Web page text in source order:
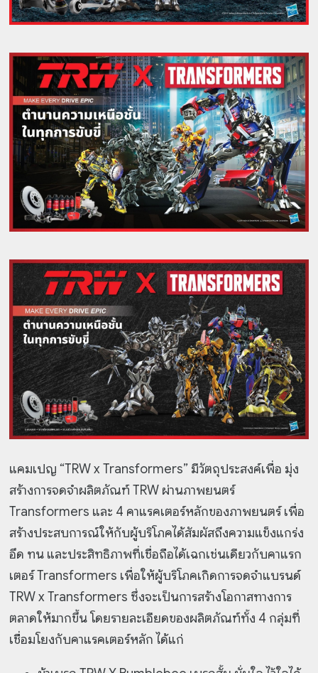
แคมเปญ “TRW x Transformers” มีวัตถุประสงค์เพื่อ มุ่ง
สร้างการจดจำผลิตภัณฑ์ TRW ผ่านภาพยนตร์
Transformers และ 4 คาแรคเตอร์หลักของภาพยนตร์ เพื่อ
สร้างประสบการณ์ให้กับผู้บริโภคได้สัมผัสถึงความแข็งแกร่ง
อึด ทน และประสิทธิภาพที่เชื่อถือได้เฉกเช่นเดียวกับคาแรก
เตอร์ Transformers เพื่อให้ผู้บริโภคเกิดการจดจำแบรนด์
TRW x Transformers ซึ่งจะเป็นการสร้างโอกาสทางการ
ตลาดให้มากขึ้น โดยรายละเอียดของผลิตภัณฑ์ทั้ง 4 กลุ่มที่
เชื่อมโยงกับคาแรคเตอร์หลัก ได้แก่